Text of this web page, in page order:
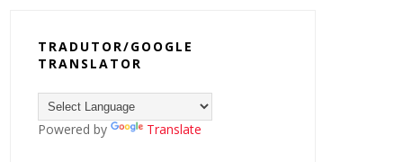
TRADUTOR/GOOGLE
TRANSLATOR
Powered by Translate